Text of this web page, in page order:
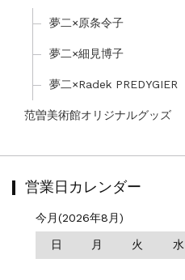
夢二×原条令子
夢二×細見博子
夢二×Radek PREDYGIER
范曽美術館オリジナルグッズ
営業日カレンダー
今月(2026年8月)
日 月 火 水